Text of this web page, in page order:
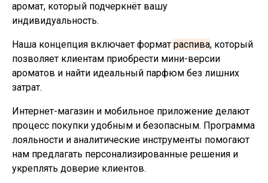
аромат, который подчеркнёт вашу
индивидуальность.
Наша концепция включает формат распива, который
позволяет клиентам приобрести мини-версии
ароматов и найти идеальный парфюм без лишних
затрат.
Интернет-магазин и мобильное приложение делают
процесс покупки удобным и безопасным. Программа
лояльности и аналитические инструменты помогают
нам предлагать персонализированные решения и
укреплять доверие клиентов.